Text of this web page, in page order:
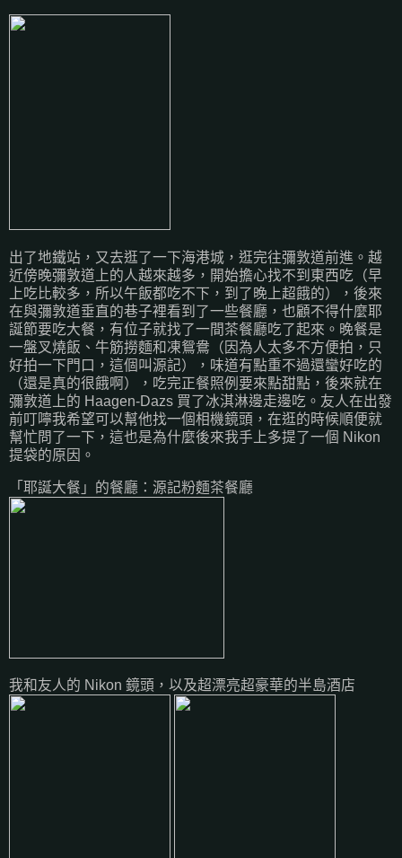
出了地鐵站，又去逛了一下海港城，逛完往彌敦道前進。越
近傍晚彌敦道上的人越來越多，開始擔心找不到東西吃（早
上吃比較多，所以午飯都吃不下，到了晚上超餓的），後來
在與彌敦道垂直的巷子裡看到了一些餐廳，也顧不得什麼耶
誕節要吃大餐，有位子就找了一間茶餐廳吃了起來。晚餐是
一盤叉燒飯、牛筋撈麵和凍鴛鴦（因為人太多不方便拍，只
好拍一下門口，這個叫源記），味道有點重不過還蠻好吃的
（還是真的很餓啊），吃完正餐照例要來點甜點，後來就在
彌敦道上的 Haagen-Dazs 買了冰淇淋邊走邊吃。友人在出發
前叮嚀我希望可以幫他找一個相機鏡頭，在逛的時候順便就
幫忙問了一下，這也是為什麼後來我手上多提了一個 Nikon
提袋的原因。
「耶誕大餐」的餐廳：源記粉麵茶餐廳
我和友人的 Nikon 鏡頭，以及超漂亮超豪華的半島酒店